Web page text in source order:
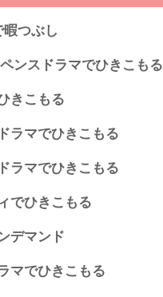
つぶし
ンスドラマでひきこもる
きこもる
ラマでひきこもる
ラマでひきこもる
でひきこもる
デマンド
マでひきこもる